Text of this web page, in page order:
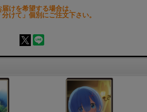
けを希望する場合は、
けて」個別にご注文下さい。